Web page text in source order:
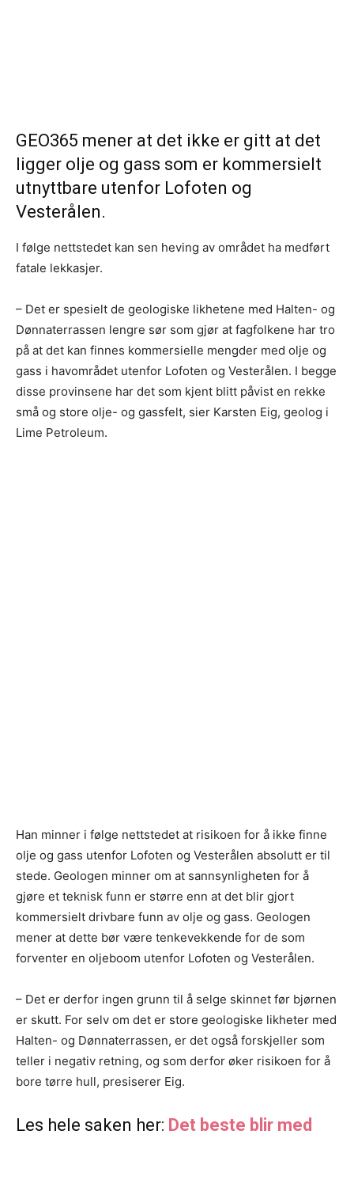
GEO365 mener at det ikke er gitt at det
ligger olje og gass som er kommersielt
utnyttbare utenfor Lofoten og
Vesterålen.
I følge nettstedet kan sen heving av området ha medført
fatale lekkasjer.
– Det er spesielt de geologiske likhetene med Halten- og
Dønnaterrassen lengre sør som gjør at fagfolkene har tro
på at det kan finnes kommersielle mengder med olje og
gass i havområdet utenfor Lofoten og Vesterålen. I begge
disse provinsene har det som kjent blitt påvist en rekke
små og store olje- og gassfelt, sier Karsten Eig, geolog i
Lime Petroleum.
Han minner i følge nettstedet at risikoen for å ikke finne
olje og gass utenfor Lofoten og Vesterålen absolutt er til
stede. Geologen minner om at sannsynligheten for å
gjøre et teknisk funn er større enn at det blir gjort
kommersielt drivbare funn av olje og gass. Geologen
mener at dette bør være tenkevekkende for de som
forventer en oljeboom utenfor Lofoten og Vesterålen.
– Det er derfor ingen grunn til å selge skinnet før bjørnen
er skutt. For selv om det er store geologiske likheter med
Halten- og Dønnaterrassen, er det også forskjeller som
teller i negativ retning, og som derfor øker risikoen for å
bore tørre hull, presiserer Eig.
Les hele saken her: Det beste blir med